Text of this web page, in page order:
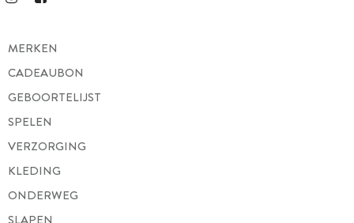
MERKEN
CADEAUBON
GEBOORTELIJST
SPELEN
VERZORGING
KLEDING
ONDERWEG
SLAPEN